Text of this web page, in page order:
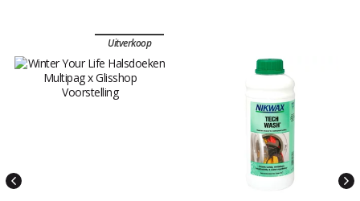
Uitverkoop